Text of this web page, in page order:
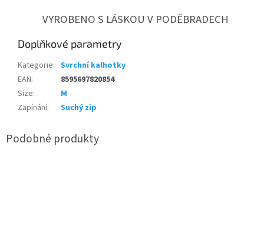
VYROBENO S LÁSKOU V PODĚBRADECH
Doplňkové parametry
Kategorie: Svrchní kalhotky
EAN:
8595697820854
Size:
M
Zapínání: Suchý zip